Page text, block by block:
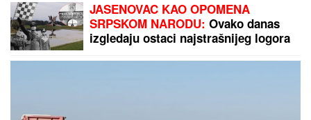
JASENOVAC KAO OPOMENA
SRPSKOM NARODU: Ovako danas
izgledaju ostaci najstrašnijeg logora